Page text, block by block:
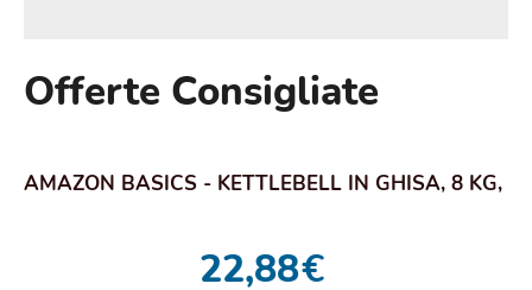
Offerte Consigliate
AMAZON BASICS - KETTLEBELL IN GHISA, 8 KG,
22,88€